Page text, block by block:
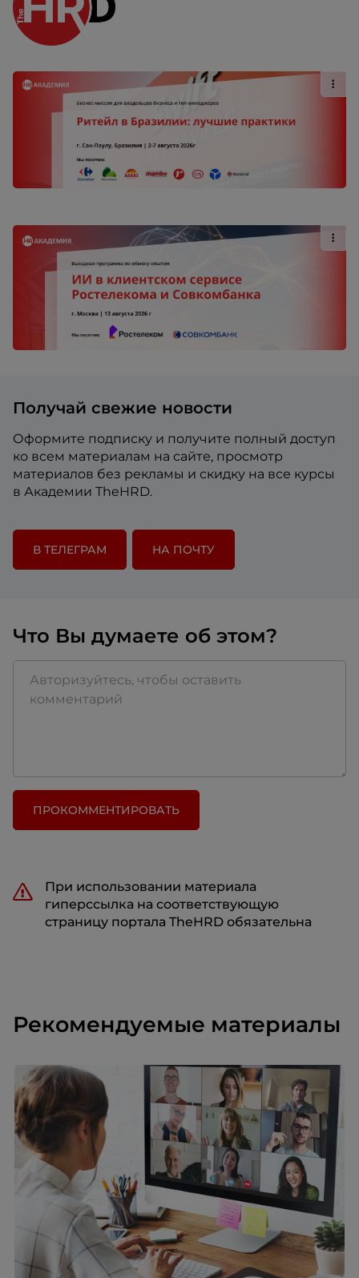
Получай свежие новости
Оформите подписку и получите полный доступ
ко всем материалам на сайте, просмотр
материалов без рекламы и скидку на все курсы
в Академии TheHRD.
В ТЕЛЕГРАМ НА ПОЧТУ
Что Вы думаете об этом?
ПРОКОММЕНТИРОВАТЬ
При использовании материала
гиперссылка на соответствующую
страницу портала TheHRD обязательна
Рекомендуемые материалы